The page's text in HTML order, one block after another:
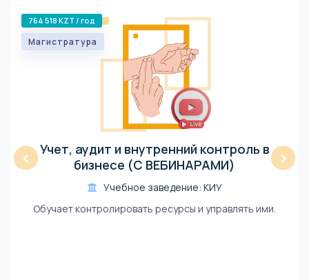
‹
764 518 KZT / год
Магистратура
Учет, аудит и внутренний контроль в
бизнесе (С ВЕБИНАРАМИ)
Учебное заведение: КИУ
Обучает контролировать ресурсы и управлять ими.
›